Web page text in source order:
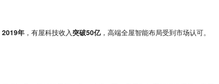
2019年 ，有屋科技收入突破50亿，高端全屋智能布局受到市场认可。